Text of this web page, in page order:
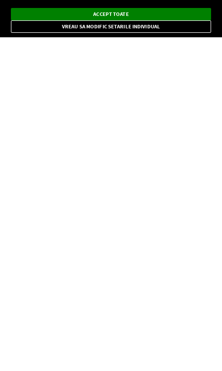
CONFIDENŢIALITATE
Dark
Mode
Radio live, podcasturi, știri și alerte
importante.
×
ACCEPT TOATE
VREAU SA MODIFIC SETARILE INDIVIDUAL